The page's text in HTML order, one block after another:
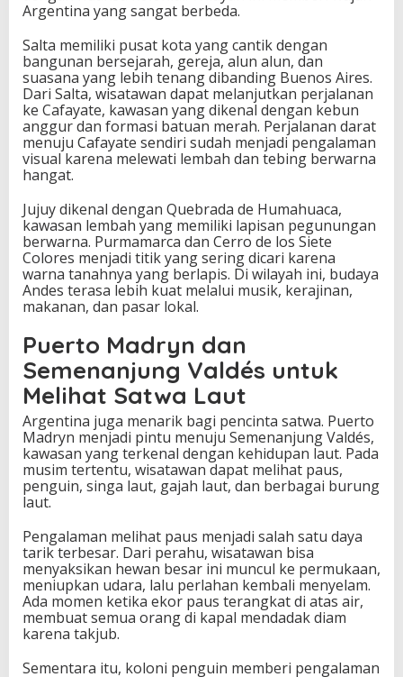
Argentina yang sangat berbeda.
Salta memiliki pusat kota yang cantik dengan
bangunan bersejarah, gereja, alun alun, dan
suasana yang lebih tenang dibanding Buenos Aires.
Dari Salta, wisatawan dapat melanjutkan perjalanan
ke Cafayate, kawasan yang dikenal dengan kebun
anggur dan formasi batuan merah. Perjalanan darat
menuju Cafayate sendiri sudah menjadi pengalaman
visual karena melewati lembah dan tebing berwarna
hangat.
Jujuy dikenal dengan Quebrada de Humahuaca,
kawasan lembah yang memiliki lapisan pegunungan
berwarna. Purmamarca dan Cerro de los Siete
Colores menjadi titik yang sering dicari karena
warna tanahnya yang berlapis. Di wilayah ini, budaya
Andes terasa lebih kuat melalui musik, kerajinan,
makanan, dan pasar lokal.
Puerto Madryn dan
Semenanjung Valdés untuk
Melihat Satwa Laut
Argentina juga menarik bagi pencinta satwa. Puerto
Madryn menjadi pintu menuju Semenanjung Valdés,
kawasan yang terkenal dengan kehidupan laut. Pada
musim tertentu, wisatawan dapat melihat paus,
penguin, singa laut, gajah laut, dan berbagai burung
laut.
Pengalaman melihat paus menjadi salah satu daya
tarik terbesar. Dari perahu, wisatawan bisa
menyaksikan hewan besar ini muncul ke permukaan,
meniupkan udara, lalu perlahan kembali menyelam.
Ada momen ketika ekor paus terangkat di atas air,
membuat semua orang di kapal mendadak diam
karena takjub.
Sementara itu, koloni penguin memberi pengalaman